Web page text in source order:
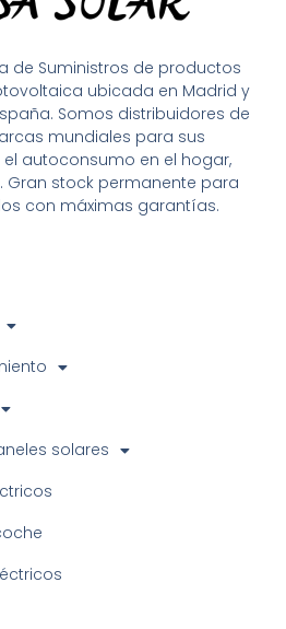
de Suministros de productos
ubicada en Madrid y
Somos distribuidores de
mundiales para sus
autoconsumo en el hogar,
Gran stock permanente para
con máximas garantías.
solares